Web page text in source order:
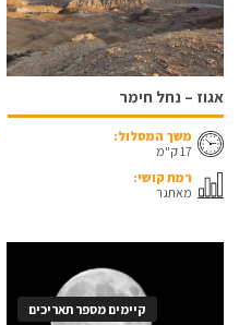
אגוז – נחל חימר
משך המסלול:
17 ק"מ
רמת קושי:
מאתגר
קיימים מספר תאריכים